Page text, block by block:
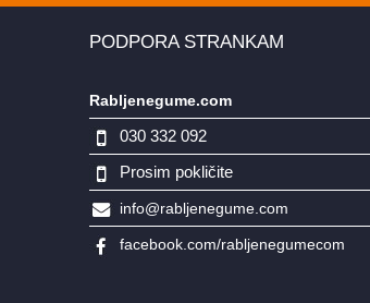
PODPORA STRANKAM
Rabljenegume.com
030 332 092
Prosim pokličite
info@rabljenegume.com
facebook.com/rabljenegumecom